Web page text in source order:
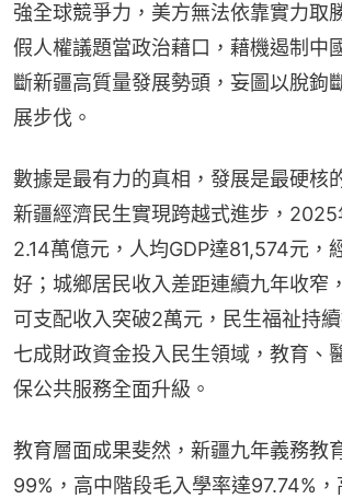
強全球競爭力，美方無法依靠實力取
假人權議題當政治藉口，藉機遏制中
斷新疆高質量發展勢頭，妄圖以脫鉤
展步伐。
數據是最有力的真相，發展是最硬核
新疆經濟民生實現跨越式進步，2025
2.14萬億元，人均GDP達81,574元，
好；城鄉居民收入差距連續九年收窄
可支配收入突破2萬元，民生福祉持
七成財政資金投入民生領域，教育、
保公共服務全面升級。
教育層面成果斐然，新疆九年義務教
99%，高中階段毛入學率達97.74%